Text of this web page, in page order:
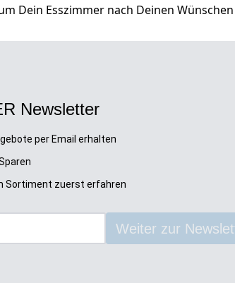
Dein Esszimmer nach Deinen
Newsletter
per Email erhalten
Sortiment zuerst erfahren
Weiter zur